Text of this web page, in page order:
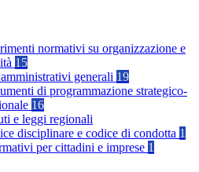
normativi su organizzazione e
15
generali 19
di programmazione strategico-
16
e leggi regionali
disciplinare e codice di condotta 1
per cittadini e imprese 1